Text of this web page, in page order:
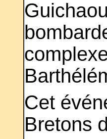
Cet
Bretons